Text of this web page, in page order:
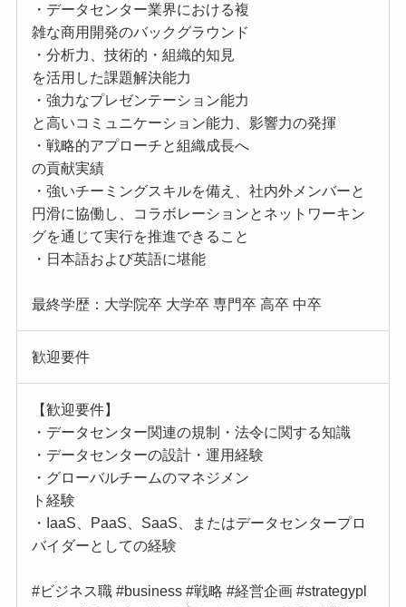
・データセンター業界における複
雑な商用開発のバックグラウンド
・分析力、技術的・組織的知見
を活用した課題解決能力
・強力なプレゼンテーション能力
と高いコミュニケーション能力、影響力の発揮
・戦略的アプローチと組織成長へ
の貢献実績
・強いチーミングスキルを備え、社内外メンバーと
円滑に協働し、コラボレーションとネットワーキン
グを通じて実行を推進できること
・日本語および英語に堪能
最終学歴：大学院卒 大学卒 専門卒 高卒 中卒
歓迎要件
【歓迎要件】
・データセンター関連の規制・法令に関する知識
・データセンターの設計・運用経験
・グローバルチームのマネジメン
ト経験
・IaaS、PaaS、SaaS、またはデータセンタープロ
バイダーとしての経験
#ビジネス職 #business #戦略 #経営企画 #strategypl